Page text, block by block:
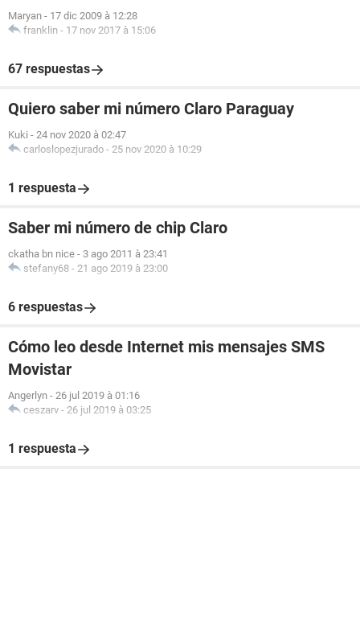
Maryan - 17 dic 2009 à 12:28
franklin - 17 nov 2017 à 15:06
67 respuestas
Quiero saber mi número Claro Paraguay
Kuki - 24 nov 2020 à 02:47
carloslopezjurado - 25 nov 2020 à 10:29
1 respuesta
Saber mi número de chip Claro
ckatha bn nice - 3 ago 2011 à 23:41
stefany68 - 21 ago 2019 à 23:00
6 respuestas
Cómo leo desde Internet mis mensajes SMS
Movistar
Angerlyn - 26 jul 2019 à 01:16
ceszarv - 26 jul 2019 à 03:25
1 respuesta